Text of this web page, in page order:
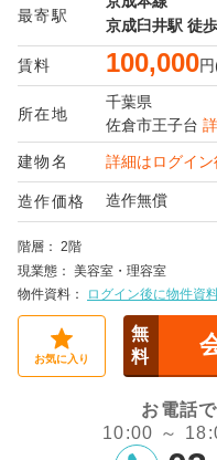
最寄駅
京成臼井駅 徒歩
賃料 100,000
所在地
千葉県
佐倉市王子台
建物名 詳細はログイ
造作価格 造作無償
階層 2階
現業態
美容室・理容室
物件資料
ログイン後に物件資
お気に入り
無
料
お電話
10:00 ～